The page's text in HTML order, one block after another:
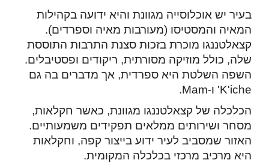
בעיר יש אוכלוסייה מגוונת והיא ידועה בקהילות
המאיה והמסטיסו (מעורבות מאיה וספרדים).
קצאלטננגו מוכרת בזכות סצנת התרבות התוססת
שלה, כולל מוזיקה מסורתית, ריקודים ופסטיבלים.
השפה השלטת היא ספרדית, אך מדברים בה גם
K'iche' ו-Mam.
הכלכלה של קצאלטננגו מגוונת, כאשר חקלאות,
מסחר ושירותים ממלאים תפקידים משמעותיים.
האזור שמסביב לעיר ידוע בייצור קפה, וחקלאות
היא מרכיב מרכזי בכלכלה המקומית.